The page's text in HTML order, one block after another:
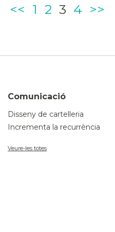
<< Page
1 Page
2 Page
3 Page
4 >>
Comunicació
Disseny de cartelleria
Incrementa la recurrència
Veure-les totes